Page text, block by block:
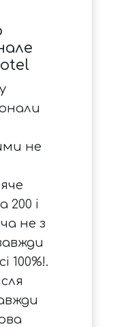
не
200 і
не з
100%!.